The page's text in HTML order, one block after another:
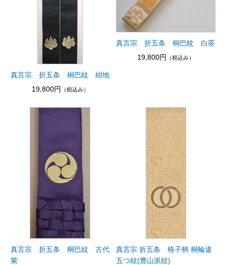
真言宗 折五条 桐巴紋 紺地
19,800円
（税込み）
真言宗 折五条 桐巴紋 白茶
19,800円
（税込み）
真言宗 折五条 桐巴紋 古代
紫
真言宗 折五条 格子柄 桐輪違
五つ紋(豊山派紋)